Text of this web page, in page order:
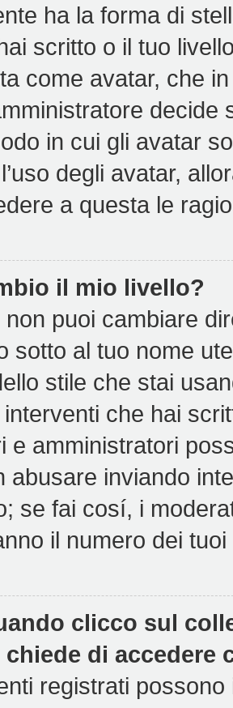
ha la forma di
scritto o il tuo
come avatar, che
in cui gli avatar
degli avatar,
a questa le
il mio livello?
non puoi cambiare
sotto al tuo nome
stile che stai
che hai
e amministratori
abusare inviando
se fai cosí, i
il numero dei
clicco sul
di accedere
registrati